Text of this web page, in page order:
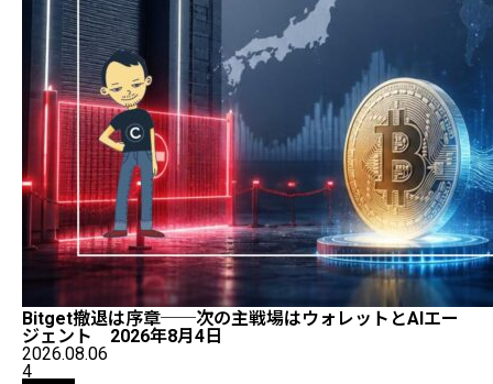
Bitget撤退は序章──次の主戦場はウォレットとAIエー
ジェント 2026年8月4日
2026.08.06
4